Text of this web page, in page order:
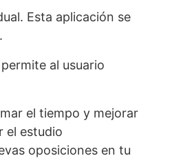
Esta aplicación se
al usuario
el tiempo y mejorar
el estudio
oposiciones en tu